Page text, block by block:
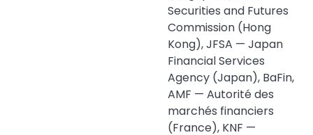
Securities and Futures
Commission (Hong
Kong), JFSA — Japan
Financial Services
Agency (Japan), BaFin,
AMF — Autorité des
marchés financiers
(France), KNF —